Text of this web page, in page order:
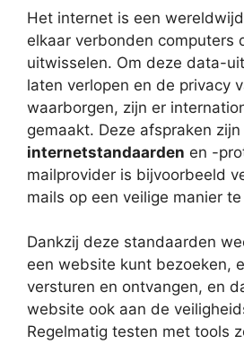
Het internet is een
elkaar verbonden computers
uitwisselen. Om deze data-
laten verlopen en de privacy
waarborgen, zijn er
gemaakt. Deze afspraken
internetstandaarden en -
mailprovider is bijvoorbeeld
mails op een veilige manier
Dankzij deze standaarden
een website kunt bezoeken,
versturen en ontvangen, en
website ook aan de
Regelmatig testen met tools